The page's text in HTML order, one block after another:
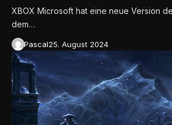
XBOX Microsoft hat eine neue Version
dem…
Pascal25. August 2024